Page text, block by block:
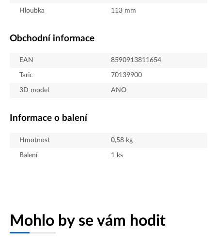
Hloubka 113 mm
Obchodní informace
EAN 8590913811654
Taric 70139900
3D model ANO
Informace o balení
Hmotnost 0,58 kg
Balení 1 ks
Mohlo by se vám hodit